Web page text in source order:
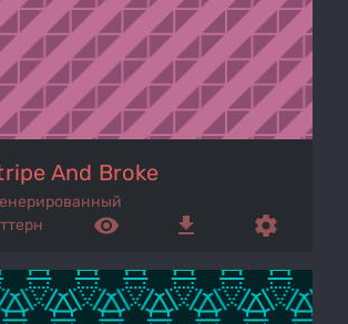
And Broke
remove_red_eye get_app settings